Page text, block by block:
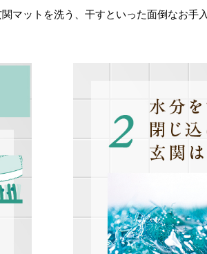
マットを洗う、干すといった面倒なお手